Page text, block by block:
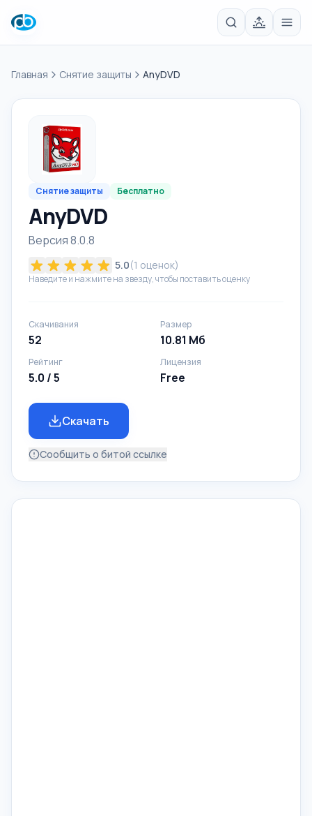
Главная Снятие защиты AnyDVD
Снятие защиты Бесплатно
AnyDVD
Версия 8.0.8
5.0(1 оценок)
Наведите и нажмите на звезду, чтобы поставить оценку
Скачивания
52
Размер
10.81 Мб
Рейтинг
5.0 / 5
Лицензия
Free
Скачать
Сообщить о битой ссылке